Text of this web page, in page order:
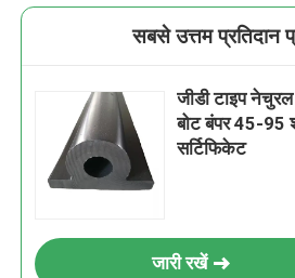
सबसे उत्तम प्रतिदान
जीडी टाइप
बोट बंपर 45-95
सर्टिफिकेट
जारी रखें